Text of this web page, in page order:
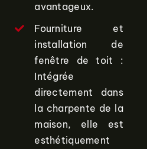
avantageux.
Fourniture et
installation de
fenêtre de toit :
Intégrée
directement dans
la charpente de la
maison, elle est
esthétiquement